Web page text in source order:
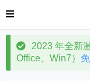
2023 年全新
Office、Win7）